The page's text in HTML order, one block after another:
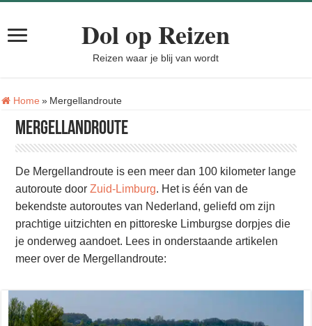
Dol op Reizen
Reizen waar je blij van wordt
Home » Tag:
Mergellandroute
Mergellandroute
De Mergellandroute is een meer dan 100 kilometer lange
autoroute doorZuid-Limburg. Het is één van de
bekendste autoroutes van Nederland, geliefd om zijn
prachtige uitzichten en pittoreske Limburgse dorpjes die
je onderweg aandoet. Lees in onderstaande artikelen
meer over de Mergellandroute: